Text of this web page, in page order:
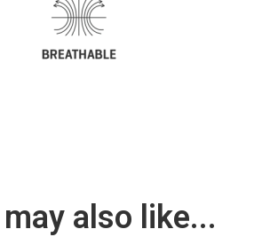
also like...